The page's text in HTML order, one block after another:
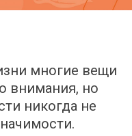
многие вещи
внимания, но
никогда не